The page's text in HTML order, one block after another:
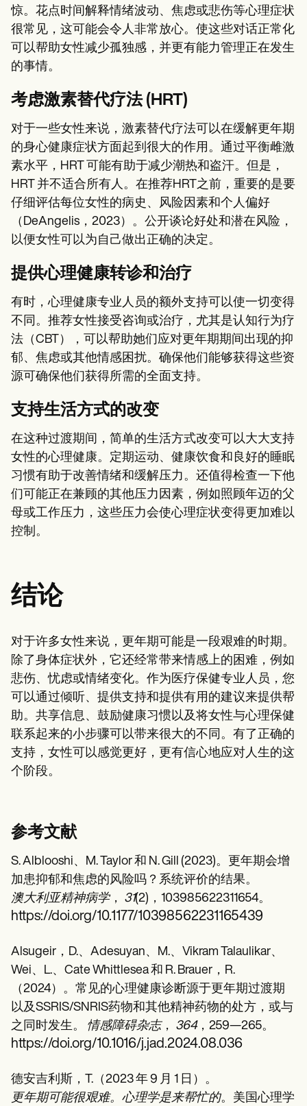
惊。花点时间解释情绪波动、焦虑或悲伤等心理症状
很常见，这可能会令人非常放心。使这些对话正常化
可以帮助女性减少孤独感，并更有能力管理正在发生
的事情。
考虑激素替代疗法 (HRT)
对于一些女性来说，激素替代疗法可以在缓解更年期
的身心健康症状方面起到很大的作用。通过平衡雌激
素水平，HRT 可能有助于减少潮热和盗汗。但是，
HRT 并不适合所有人。在推荐HRT之前，重要的是要
仔细评估每位女性的病史、风险因素和个人偏好
（DeAngelis，2023）。公开谈论好处和潜在风险，
以便女性可以为自己做出正确的决定。
提供心理健康转诊和治疗
有时，心理健康专业人员的额外支持可以使一切变得
不同。推荐女性接受咨询或治疗，尤其是认知行为疗
法（CBT），可以帮助她们应对更年期期间出现的抑
郁、焦虑或其他情感困扰。确保他们能够获得这些资
源可确保他们获得所需的全面支持。
支持生活方式的改变
在这种过渡期间，简单的生活方式改变可以大大支持
女性的心理健康。定期运动、健康饮食和良好的睡眠
习惯有助于改善情绪和缓解压力。还值得检查一下他
们可能正在兼顾的其他压力因素，例如照顾年迈的父
母或工作压力，这些压力会使心理症状变得更加难以
控制。
结论
对于许多女性来说，更年期可能是一段艰难的时期。
除了身体症状外，它还经常带来情感上的困难，例如
悲伤、忧虑或情绪变化。作为医疗保健专业人员，您
可以通过倾听、提供支持和提供有用的建议来提供帮
助。共享信息、鼓励健康习惯以及将女性与心理保健
联系起来的小步骤可以带来很大的不同。有了正确的
支持，女性可以感觉更好，更有信心地应对人生的这
个阶段。
参考文献
S. Alblooshi、M. Taylor 和 N. Gill (2023)。更年期会增
加患抑郁和焦虑的风险吗？系统评价的结果。
澳大利亚精神病学， 31(2)，103985622311654。
https://doi.org/10.1177/10398562231165439
Alsugeir，D.、Adesuyan、M.、Vikram Talaulikar、
Wei、L.、Cate Whittlesea 和 R. Brauer，R.
（2024）。常见的心理健康诊断源于更年期过渡期
以及SSRIS/SNRIS药物和其他精神药物的处方，或与
之同时发生。 情感障碍杂志， 364，259—265。
https://doi.org/10.1016/j.jad.2024.08.036
德安吉利斯，T.（2023 年 9 月 1 日）。
更年期可能很艰难。心理学是来帮忙的。美国心理学